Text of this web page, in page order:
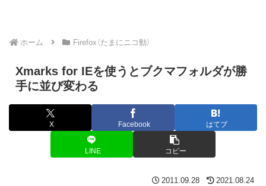
ホーム Firefox（たまにニコ動）
Xmarks for IEを使うとブクマフォルダが勝
手に並び変わる
X Facebook はてブ
LINE コピー
2011.09.28 2021.08.24